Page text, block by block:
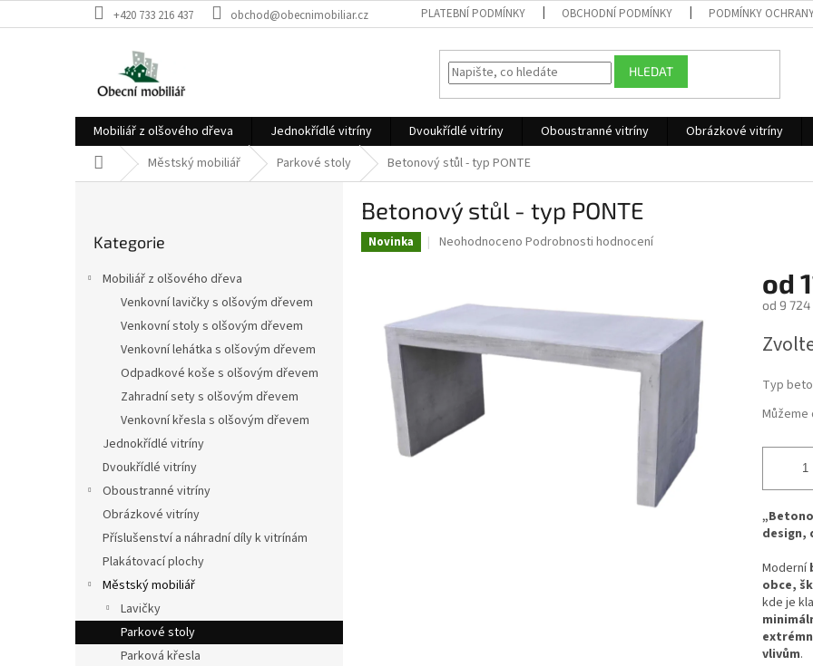
na
+420 733 216 437 obchod@obecnimobiliar.cz PLATEBNÍ PODMÍNKY OBCHODNÍ PODMÍNKY PODMÍNKY
HLEDAT
Mobiliář z olšového dřeva Jednokřídlé vitríny Dvoukřídlé vitríny Oboustranné vitríny Obrázkové vitríny
Domů Městský mobiliář Parkové stoly Betonový stůl - typ PONTE
kategorie
Kategorie
Mobiliář z olšového dřeva
Venkovní lavičky s olšovým dřevem
Venkovní stoly s olšovým dřevem
Venkovní lehátka s olšovým dřevem
Odpadkové koše s olšovým dřevem
Zahradní sety s olšovým dřevem
Venkovní křesla s olšovým dřevem
Jednokřídlé vitríny
Dvoukřídlé vitríny
Oboustranné vitríny
Obrázkové vitríny
Příslušenství a náhradní díly k vitrínám
Plakátovací plochy
Městský mobiliář
Lavičky
Parkové stoly
Parková křesla
Betonový stůl - typ PONTE
Novinka
Průměrné
0,0
5
hvězdiček.
Neohodnoceno Podrobnosti hodnocení
od
od 9 724
cena:
Typ
Můžeme
design,
Moderní
obce,
kde je
vlivům.